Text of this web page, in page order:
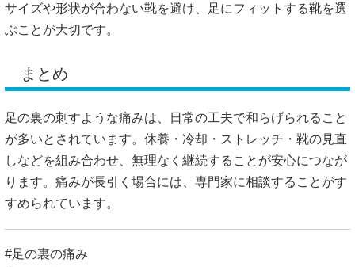
サイズや形状が合わない靴を避け、足にフィットする靴を選
ぶことが大切です。
まとめ
足の裏の刺すような痛みは、日常の工夫で和らげられること
が多いとされています。休養・冷却・ストレッチ・靴の見直
しなどを組み合わせ、無理なく継続することが安心につなが
ります。痛みが長引く場合には、専門家に相談することがす
すめられています。
#足の裏の痛み